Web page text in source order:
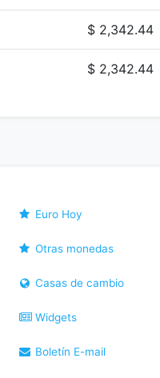
$ 2,342.44
$ 2,342.44
Euro Hoy
Otras monedas
Casas de cambio
Widgets
Boletín E-mail